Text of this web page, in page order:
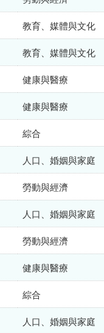
教育、媒體與文化
教育、媒體與文化
健康與醫療
健康與醫療
綜合
人口、婚姻與家庭
勞動與經濟
人口、婚姻與家庭
勞動與經濟
健康與醫療
綜合
人口、婚姻與家庭